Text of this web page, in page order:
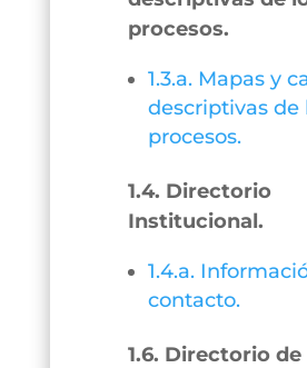
procesos.
1.3.a. Mapas y
descriptivas de
procesos.
1.4. Directorio
Institucional.
1.4.a.
contacto.
1.6. Directorio de